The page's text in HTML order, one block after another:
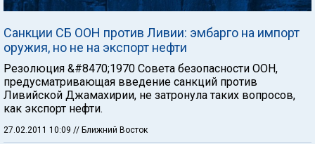
Санкции СБ ООН против Ливии: эмбарго на импорт
оружия, но не на экспорт нефти
Резолюция &#8470;1970 Совета безопасности ООН,
предусматривающая введение санкций против
Ливийской Джамахирии, не затронула таких вопросов,
как экспорт нефти.
27.02.2011 10:09 // Ближний Восток